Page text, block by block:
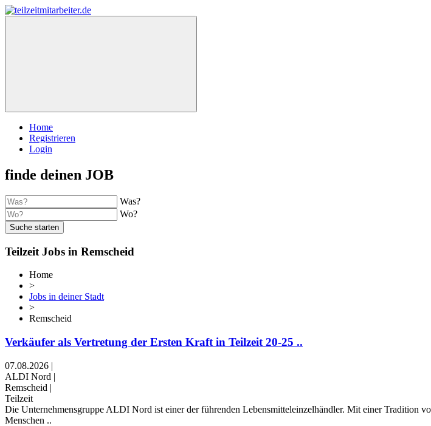
Home
Registrieren
Login
finde deinen JOB
Was?
Wo?
Suche starten
Teilzeit Jobs in Remscheid
Home
>
Jobs in deiner Stadt
>
Remscheid
Verkäufer als Vertretung der Ersten Kraft in Teilzeit 20-25 ..
07.08.2026 |
ALDI Nord |
Remscheid |
Teilzeit
Die Unternehmensgruppe ALDI Nord ist einer der führenden Lebensmitteleinzelhändler. Mit einer Tradition
Menschen ..